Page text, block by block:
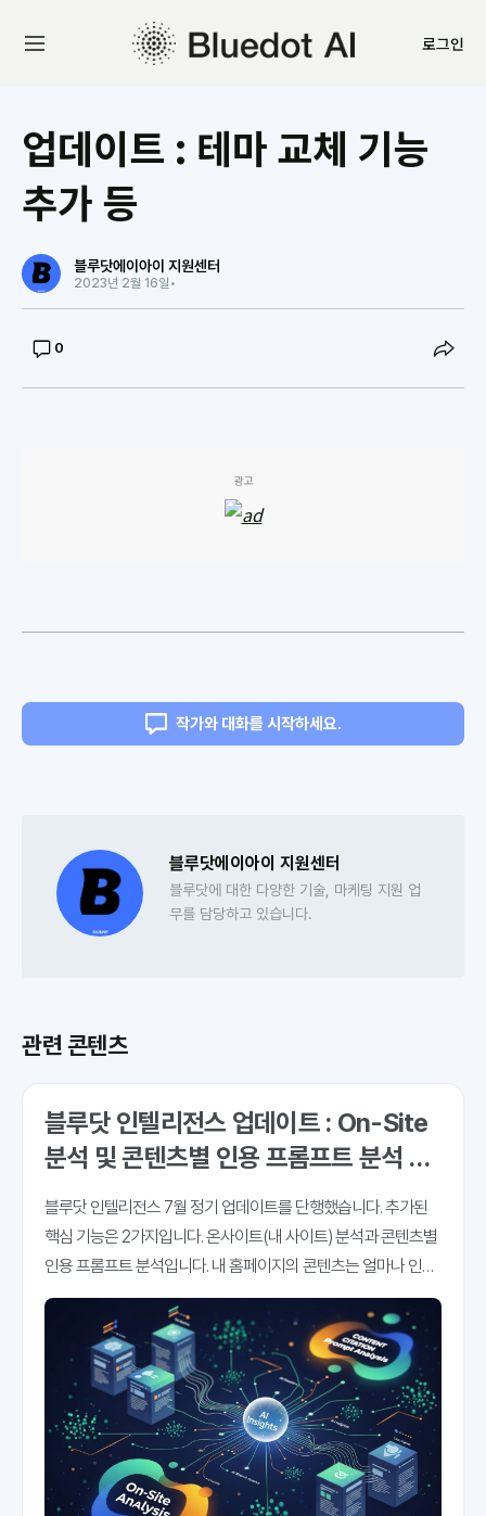
로그인
업데이트 : 테마 교체 기능
추가 등
블루닷에이아이 지원센터
2023년 2월 16일 •
0
광고
작가와 대화를 시작하세요.
블루닷에이아이 지원센터
블루닷에 대한 다양한 기술, 마케팅 지원 업
무를 담당하고 있습니다.
관련 콘텐츠
블루닷 인텔리전스 업데이트 : On-Site
분석 및 콘텐츠별 인용 프롬프트 분석 추
가
블루닷 인텔리전스 7월 정기 업데이트를 단행했습니다. 추가된
핵심 기능은 2가지입니다. 온사이트(내 사이트) 분석과 콘텐츠별
인용 프롬프트 분석입니다. 내 홈페이지의 콘텐츠는 얼마나 인용
되고 있고, 어떤 AI검색, 어떤 프롬프트에 더 많이 인용되고 있는
지 파악해 볼 수 있는 메뉴입니다. 우리 회사 홈페이지